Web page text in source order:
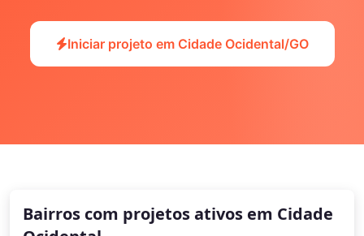
Iniciar projeto em Cidade Ocidental/GO
Bairros com projetos ativos em Cidade